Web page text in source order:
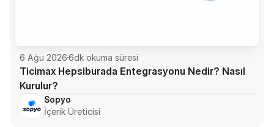
6 Ağu 20266dk okuma süresi
Ticimax Hepsiburada Entegrasyonu Nedir? Nasıl
Kurulur?
Sopyo
İçerik Üreticisi